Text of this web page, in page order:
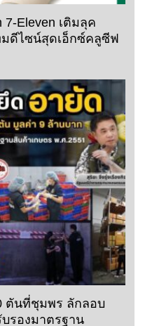
7-Eleven เติมลุค
มดีไซน์สุดเอ็กซ์คลูซีฟ
ตันที่ชุมพร ลักลอบ
รองมาตรฐาน